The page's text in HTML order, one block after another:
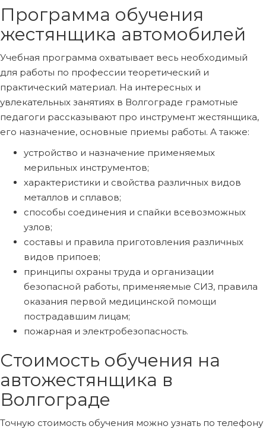
Программа обучения
жестянщика автомобилей
Учебная программа охватывает весь необходимый
для работы по профессии теоретический и
практический материал. На интересных и
увлекательных занятиях в Волгограде грамотные
педагоги рассказывают про инструмент жестянщика,
его назначение, основные приемы работы. А также:
устройство и назначение применяемых
мерильных инструментов;
характеристики и свойства различных видов
металлов и сплавов;
способы соединения и спайки всевозможных
узлов;
составы и правила приготовления различных
видов припоев;
принципы охраны труда и организации
безопасной работы, применяемые СИЗ, правила
оказания первой медицинской помощи
пострадавшим лицам;
пожарная и электробезопасность.
Стоимость обучения на
автожестянщика в
Волгограде
Точную стоимость обучения можно узнать по телефону